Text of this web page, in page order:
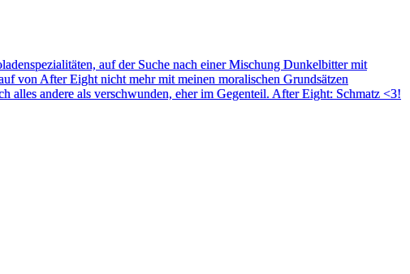
auf der Suche nach einer Mischung Dunkelbitter mit
von After Eight nicht mehr mit meinen moralischen Grundsätzen
alles andere als verschwunden, eher im Gegenteil. After Eight: Schmatz <3!